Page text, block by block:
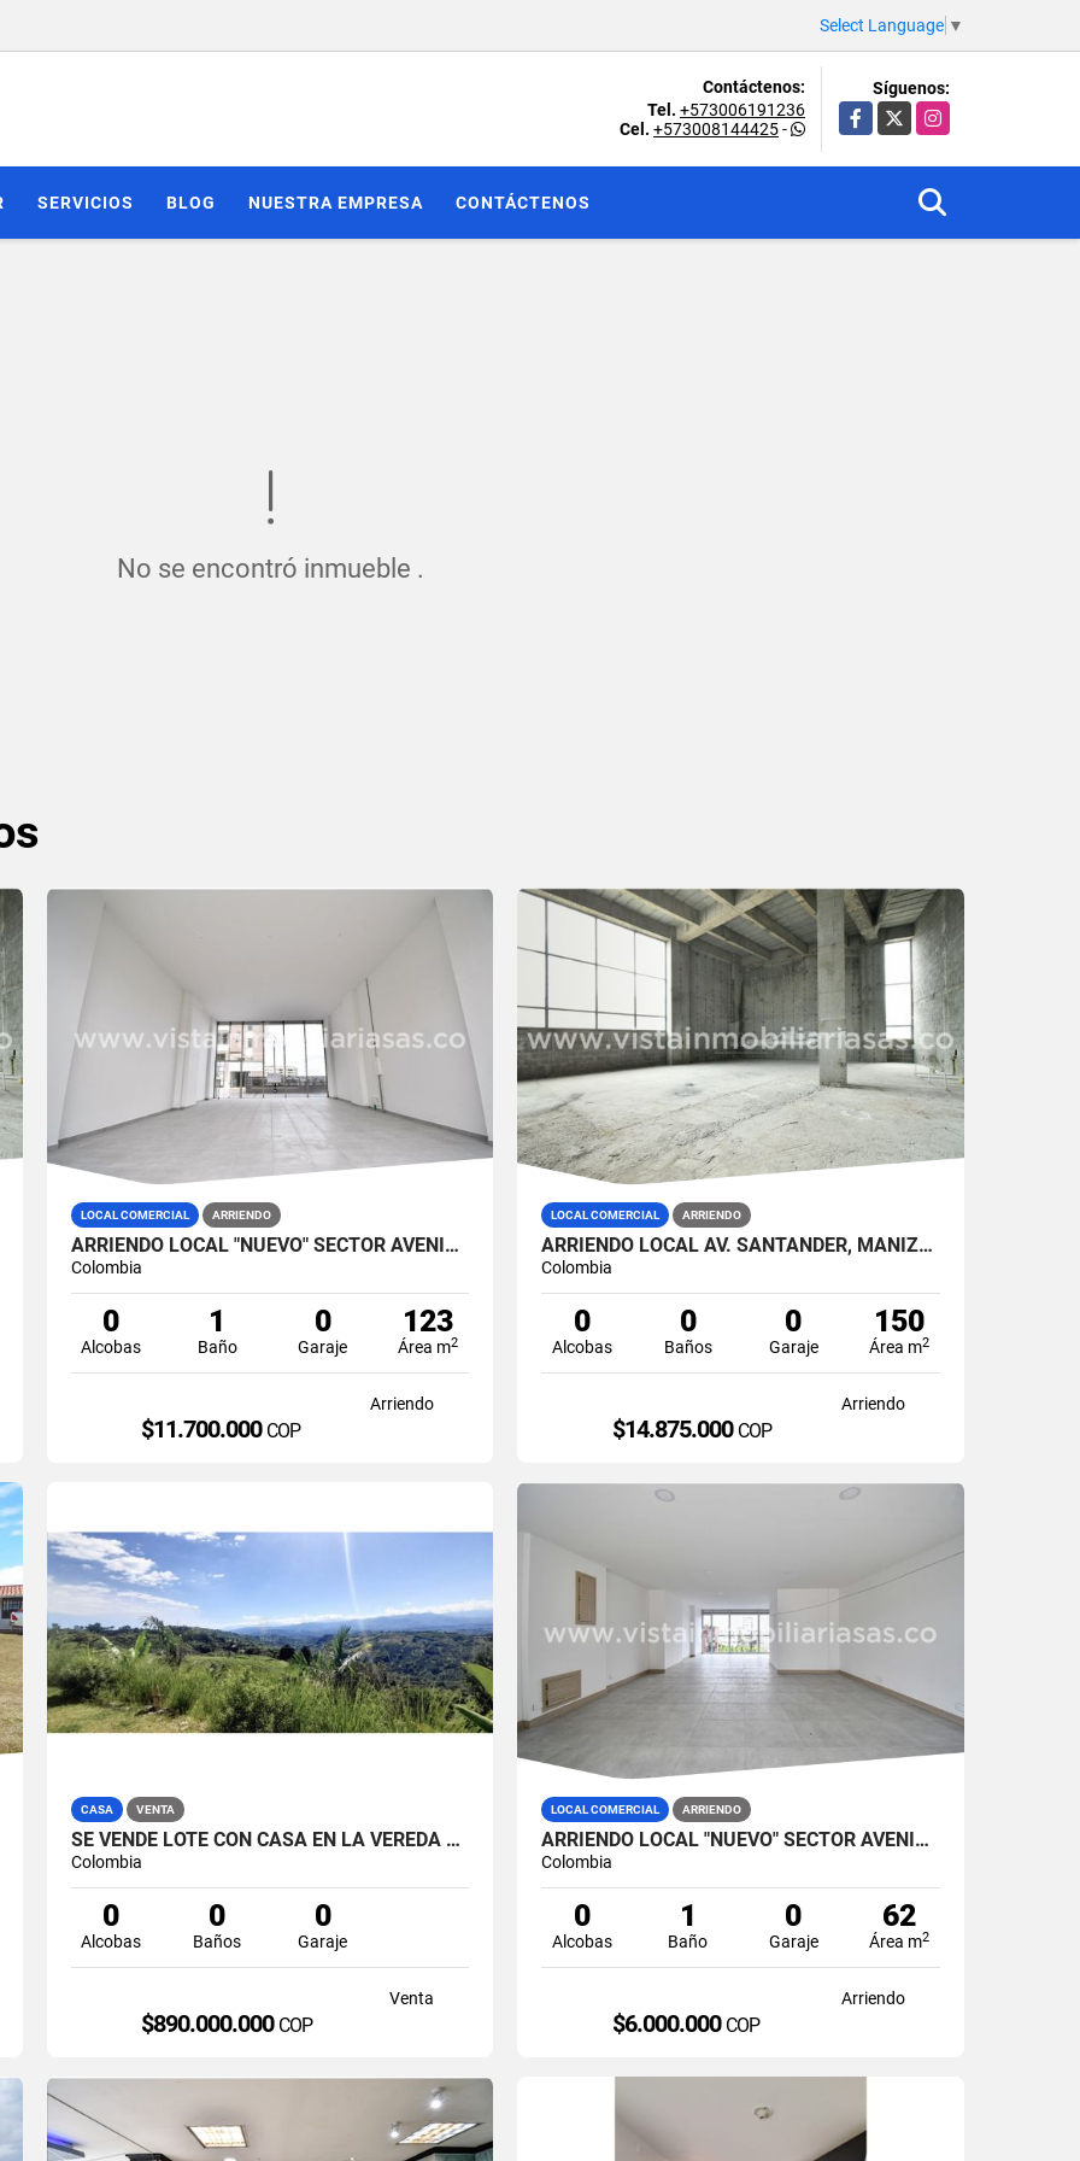
Select Language ▼
Contáctenos:
Tel. +573006191236
Cel. +573008144425-
Síguenos:
Facebook
X Instagram
SERVICIOS BLOG NUESTRA EMPRESA CONTÁCTENOS
No se encontró inmueble .
LOCAL COMERCIAL ARRIENDO
ARRIENDO LOCAL "NUEVO" SECTOR AVENIDA SANTANDER, MANIZALES
Colombia
0
Alcobas
1
Baño
0
Garaje
123
Área m2
Arriendo
$11.700.000 COP
LOCAL COMERCIAL ARRIENDO
ARRIENDO LOCAL AV. SANTANDER, MANIZALES
Colombia
0
Alcobas
0
Baños
0
Garaje
150
Área m2
Arriendo
$14.875.000 COP
CASA VENTA
SE VENDE LOTE CON CASA EN LA VEREDA LA CABAÑA, MANIZALES.
Colombia
0
Alcobas
0
Baños
0
Garaje
Venta
$890.000.000 COP
LOCAL COMERCIAL ARRIENDO
ARRIENDO LOCAL "NUEVO" SECTOR AVENIDA SANTANDER, MANIZALES
Colombia
0
Alcobas
1
Baño
0
Garaje
62
Área m2
Arriendo
$6.000.000 COP